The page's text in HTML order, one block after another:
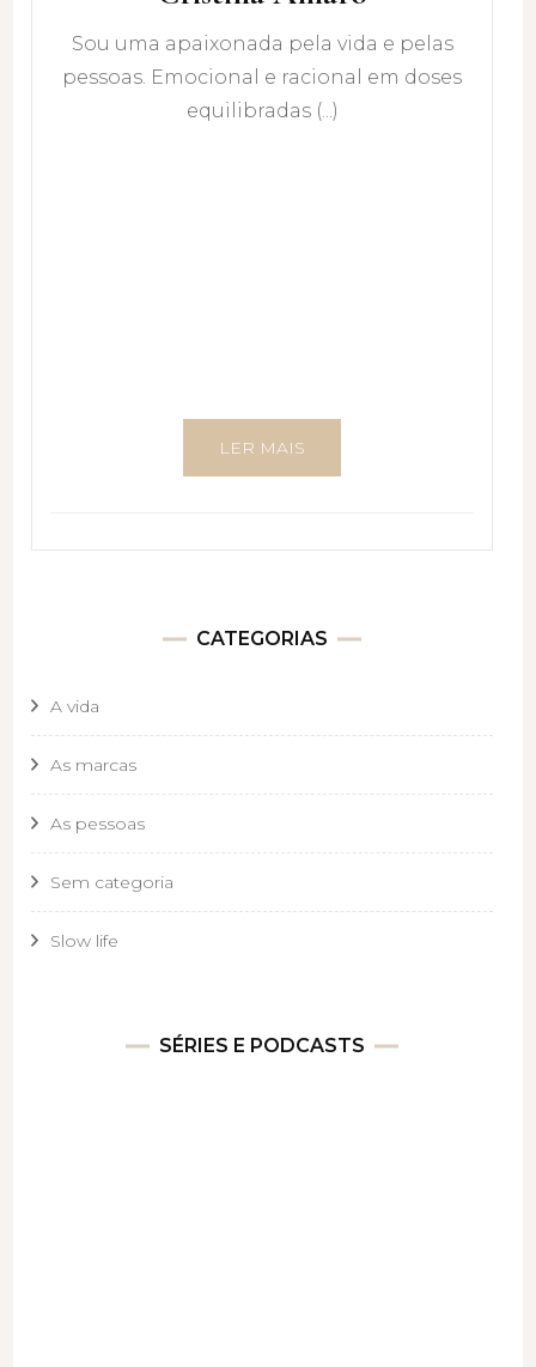
Sou uma apaixonada pela vida e pelas
pessoas. Emocional e racional em doses
equilibradas (...)
LER MAIS
CATEGORIAS
A vida
As marcas
As pessoas
Sem categoria
Slow life
SÉRIES E PODCASTS